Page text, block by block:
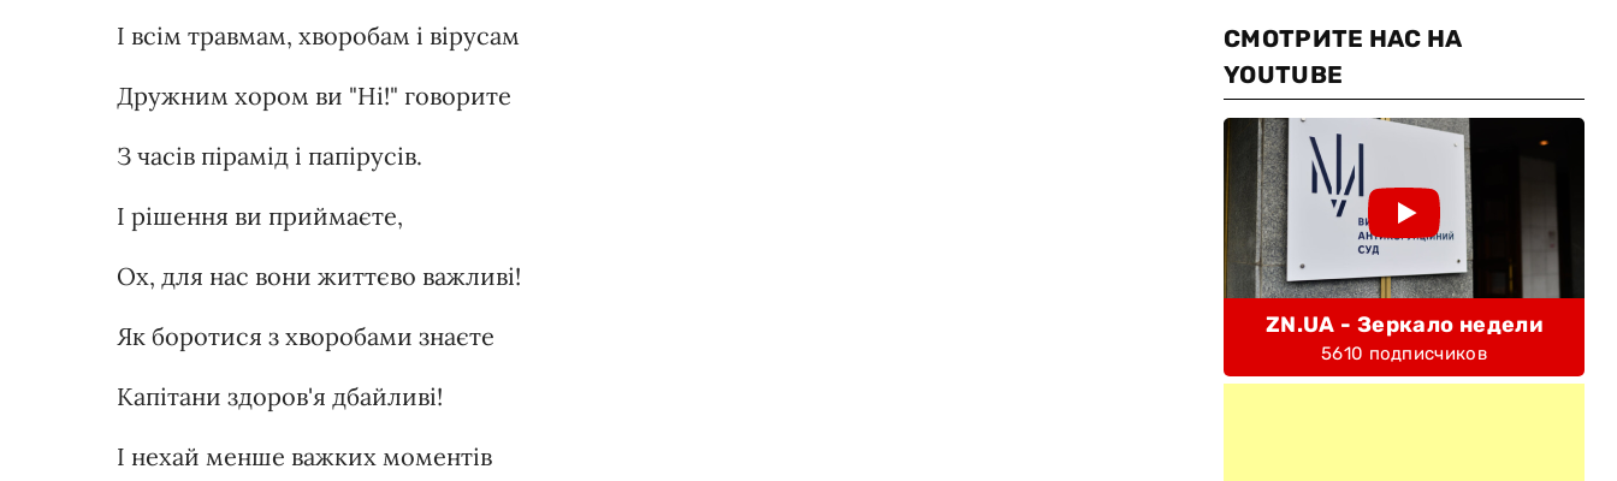
І всім травмам, хворобам і вірусам
Дружним хором ви "Ні!" говорите
З часів пірамід і папірусів.
І рішення ви приймаєте,
Ох, для нас вони життєво важливі!
Як боротися з хворобами знаєте
Капітани здоров'я дбайливі!
І нехай менше важких моментів
СМОТРИТЕ НАС НА
YOUTUBE
ZN.UA - Зеркало недели
5610 подписчиков